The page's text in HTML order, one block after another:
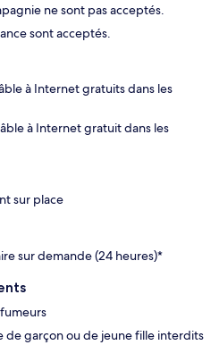
ne sont pas acceptés.
sont acceptés.
à Internet gratuits dans les
à Internet gratuit dans les
sur place
sur demande (24 heures)*
de garçon ou de jeune fille interdits